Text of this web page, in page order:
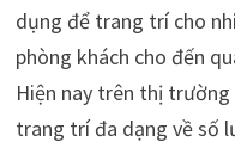
dụng để trang trí cho
phòng khách cho đến
Hiện nay trên thị
trang trí đa dạng về số